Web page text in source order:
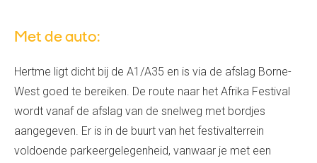
Met de auto:
Hertme ligt dicht bij de A1/A35 en is via de afslag Borne-
West goed te bereiken. De route naar het Afrika Festival
wordt vanaf de afslag van de snelweg met bordjes
aangegeven. Er is in de buurt van het festivalterrein
voldoende parkeergelegenheid, vanwaar je met een